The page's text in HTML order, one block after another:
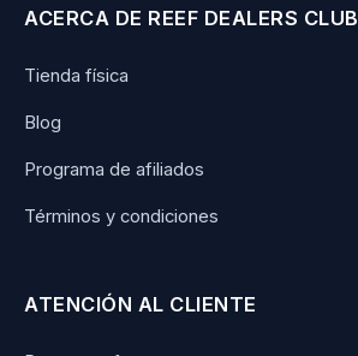
ACERCA DE REEF DEALERS CLUB
Tienda física
Blog
Programa de afiliados
Términos y condiciones
ATENCIÓN AL CLIENTE